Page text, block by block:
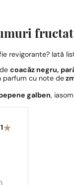
revigorante? Iată
coacăz negru,
parfum cu note de
galben,